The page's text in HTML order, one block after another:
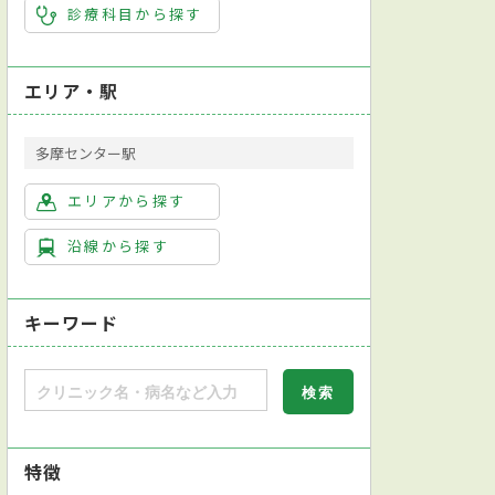
診療科目から探す
エリア・駅
多摩センター駅
エリアから探す
沿線から探す
キーワード
特徴